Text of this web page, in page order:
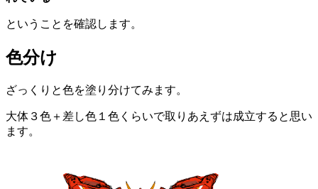
ということを確認します。
色分け
ざっくりと色を塗り分けてみます。
大体３色＋差し色１色くらいで取りあえずは成立すると思い
ます。